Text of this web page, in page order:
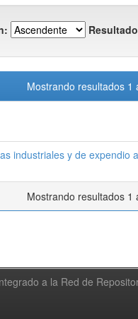
Mostrando resultados 1
industriales y de expendio
Mostrando resultados 1
a la Red de